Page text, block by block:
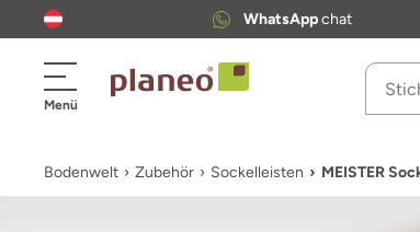
WhatsAppchat
Menü
Bodenwelt Zubehör Sockelleisten MEISTER